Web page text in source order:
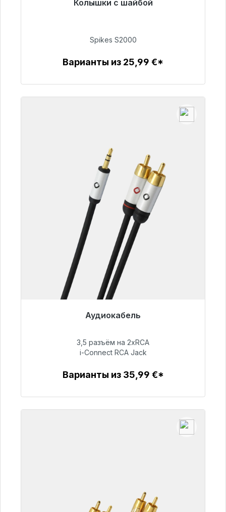
Колышки с шайбой
Готовы к немедленной отправке, срок
51,49 €
Spikes S2000
Варианты из 25,99 €*
Аудиокабель
Готовы к немедленной отправке, срок
51,99 €
3,5 разъём на 2xRCA
i-Connect RCA Jack
Варианты из 35,99 €*